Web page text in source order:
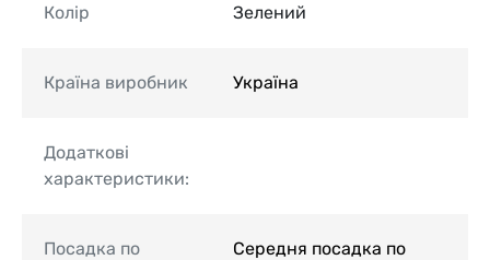
Колір Зелений
Країна виробник Україна
Додаткові
характеристики:
Посадка по
Середня посадка по